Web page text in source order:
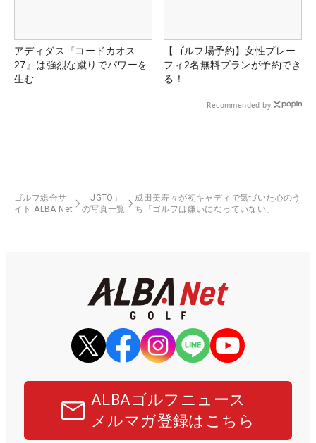
アディダス『コードカオス
27』は強烈な蹴りでパワーを
生む
【ゴルフ場予約】女性プレー
フィ2名無料プランが予約でき
る！
Recommended by
ゴルフ総合サ
イト ALBA Net
「JGTO」
の写真一覧
成田美寿々が初キャディで気づいた心のう
ち「ゴルフは嫌いになっていない」
ALBAゴルフニュース
メルマガ登録はこちら